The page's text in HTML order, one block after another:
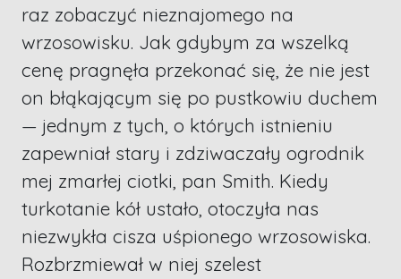
raz zobaczyć nieznajomego na
wrzosowisku. Jak gdybym za wszelką
cenę pragnęła przekonać się, że nie jest
on błąkającym się po pustkowiu duchem
— jednym z tych, o których istnieniu
zapewniał stary i zdziwaczały ogrodnik
mej zmarłej ciotki, pan Smith. Kiedy
turkotanie kół ustało, otoczyła nas
niezwykła cisza uśpionego wrzosowiska.
Rozbrzmiewał w niej szelest